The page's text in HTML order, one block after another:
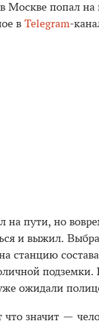
Москве попал на
в Telegram-
на пути, но
и выжил.
станцию
подземки.
ожидали
что значит —